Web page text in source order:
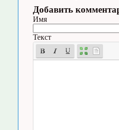
Добавить
Имя
Текст